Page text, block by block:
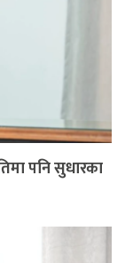
पनि सुधारका